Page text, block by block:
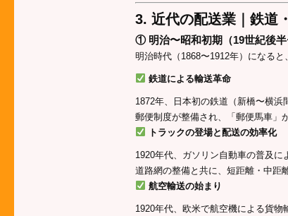
3. 近代の配送業｜鉄道
① 明治〜昭和初期（19世紀後半
明治時代（1868〜1912年）になる
鉄道による輸送革命
1872年、日本初の鉄道（新橋〜横浜
郵便制度が整備され、「郵便馬車」
トラックの登場と配送の効率化
1920年代、ガソリン自動車の普及に
道路網の整備と共に、短距離・中距
航空輸送の始まり
1920年代、欧米で航空機による貨物